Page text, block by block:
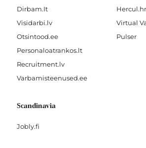
Dirbam.It
Visidarbi.lv
Otsintood.ee
Personaloatrankos.lt
Recruitment.lv
Varbamisteenused.ee
Hercul.hr
Virtual
Pulser
Scandinavia
Jobly.fi